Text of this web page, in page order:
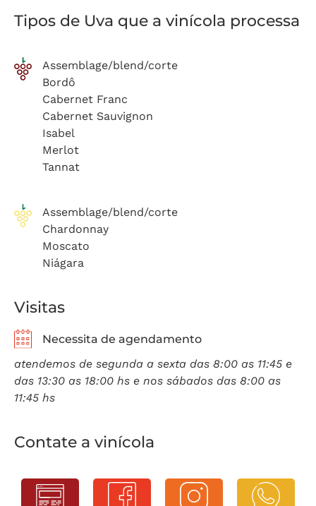
Tipos de Uva que a vinícola processa
Assemblage/blend/corte
Bordô
Cabernet Franc
Cabernet Sauvignon
Isabel
Merlot
Tannat
Assemblage/blend/corte
Chardonnay
Moscato
Niágara
Visitas
Necessita de agendamento
atendemos de segunda a sexta das 8:00 as 11:45 e
das 13:30 as 18:00 hs e nos sábados das 8:00 as
11:45 hs
Contate a vinícola